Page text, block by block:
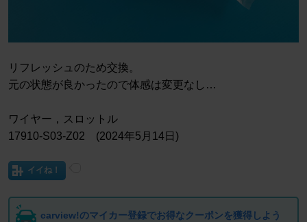
リフレッシュのため交換。
元の状態が良かったので体感は変更なし…
ワイヤー，スロットル
17910-S03-Z02 (2024年5月14日)
イイね！
carview!のマイカー登録でお得なクーポンを獲得しよう